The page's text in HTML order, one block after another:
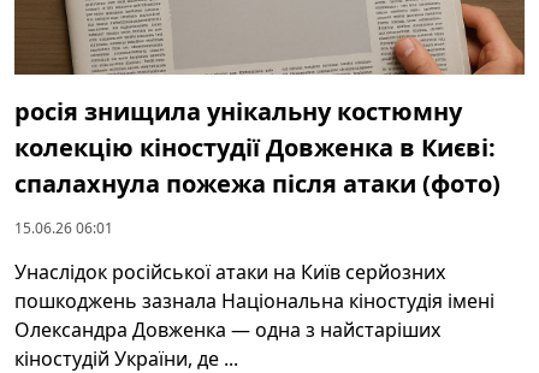
росія знищила унікальну костюмну
колекцію кіностудії Довженка в Києві:
спалахнула пожежа після атаки (фото)
15.06.26 06:01
Унаслідок російської атаки на Київ серйозних
пошкоджень зазнала Національна кіностудія імені
Олександра Довженка — одна з найстаріших
кіностудій України, де ...